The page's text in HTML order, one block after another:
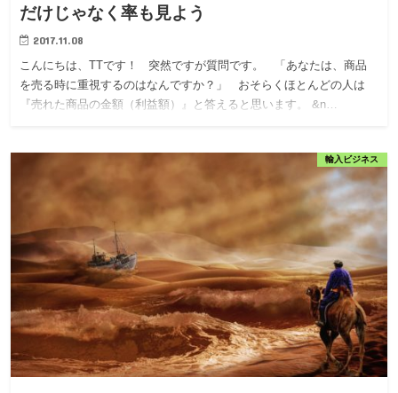
だけじゃなく率も見よう
2017.11.08
こんにちは、TTです！ 突然ですが質問です。 「あなたは、商品
を売る時に重視するのはなんですか？」 おそらくほとんどの人は
『売れた商品の金額（利益額）』と答えると思います。 &n…
輸入ビジネス